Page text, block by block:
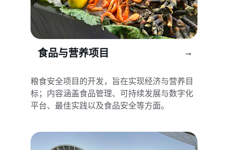
食品与营养项目
粮食安全项目的开发，旨在实现经济与营养目
标；内容涵盖食品管理、可持续发展与数字化
平台、最佳实践以及食品安全等方面。
→